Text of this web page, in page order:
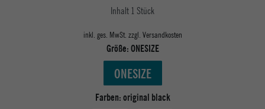
Inhalt 1 Stück
inkl. ges. MwSt. zzgl. Versandkosten
Größe:ONESIZE
ONESIZE
Farben:original black